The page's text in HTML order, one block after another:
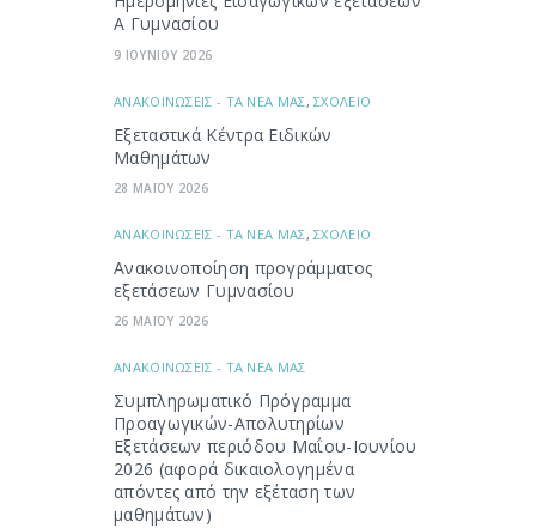
Α Γυμνασίου
9 ΙΟΥΝΙΟΥ 2026
ΑΝΑΚΟΙΝΩΣΕΙΣ - ΤΑ ΝΕΑ ΜΑΣ,ΣΧΟΛΕΙΟ
Εξεταστικά Κέντρα Ειδικών
Μαθημάτων
28 ΜΑΪΟΥ 2026
ΑΝΑΚΟΙΝΩΣΕΙΣ - ΤΑ ΝΕΑ ΜΑΣ,ΣΧΟΛΕΙΟ
Ανακοινοποίηση προγράμματος
εξετάσεων Γυμνασίου
26 ΜΑΪΟΥ 2026
ΑΝΑΚΟΙΝΩΣΕΙΣ - ΤΑ ΝΕΑ ΜΑΣ
Συμπληρωματικό Πρόγραμμα
Προαγωγικών-Απολυτηρίων
Εξετάσεων περιόδου Μαΐου-Ιουνίου
2026 (αφορά δικαιολογημένα
απόντες από την εξέταση των
μαθημάτων)